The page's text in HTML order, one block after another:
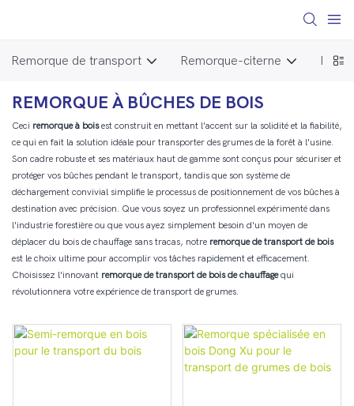
Remorque de transport Remorque-citerne
REMORQUE À BÛCHES DE BOIS
Ceci remorque à boisest construit en mettant l'accent sur la solidité et la fiabilité,
ce qui en fait la solution idéale pour transporter des grumes de la forêt à l'usine.
Son cadre robuste et ses matériaux haut de gamme sont conçus pour sécuriser et
protéger vos bûches pendant le transport, tandis que son système de
déchargement convivial simplifie le processus de positionnement de vos bûches à
destination avec précision. Que vous soyez un professionnel expérimenté dans
l'industrie forestière ou que vous ayez simplement besoin d'un moyen de
déplacer du bois de chauffage sans tracas, notre remorque de transport de bois
est le choix ultime pour accomplir vos tâches rapidement et efficacement.
Choisissez l'innovant remorque de transport de bois de chauffagequi
révolutionnera votre expérience de transport de grumes.